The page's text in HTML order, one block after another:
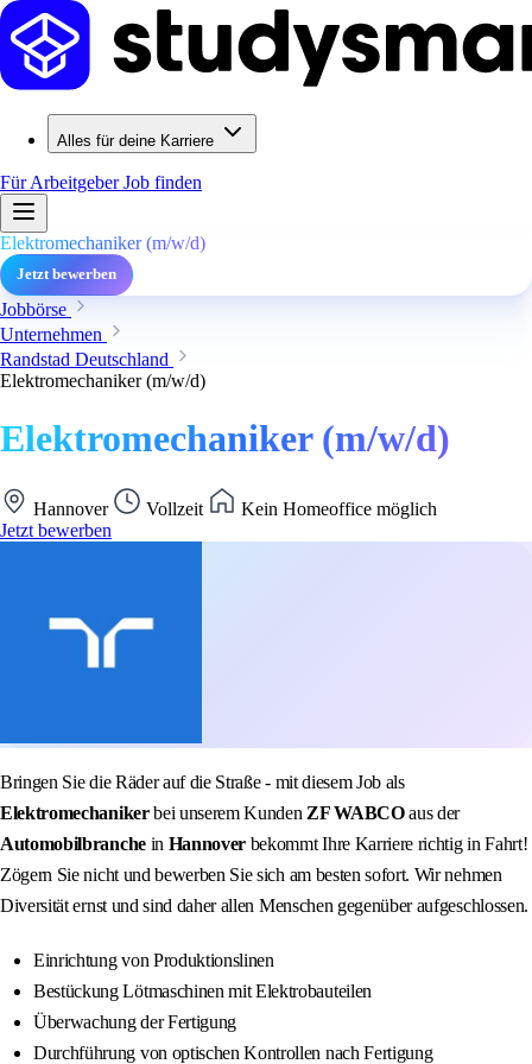
Alles für deine Karriere
Für ArbeitgeberJob finden
Elektromechaniker (m/w/d)
Jetzt bewerben
Jobbörse
Unternehmen
Randstad Deutschland
Elektromechaniker (m/w/d)
Elektromechaniker (m/w/d)
Hannover Vollzeit
Kein Homeoffice möglich
Jetzt bewerben
Bringen Sie die Räder auf die Straße - mit diesem Job als
Elektromechanikerbei unserem Kunden ZF WABCOaus der
Automobilbranchein Hannover bekommt Ihre Karriere richtig in Fahrt!
Zögern Sie nicht und bewerben Sie sich am besten sofort. Wir nehmen
Diversität ernst und sind daher allen Menschen gegenüber aufgeschlossen.
Einrichtung von Produktionslinen
Bestückung Lötmaschinen mit Elektrobauteilen
Überwachung der Fertigung
Durchführung von optischen Kontrollen nach Fertigung